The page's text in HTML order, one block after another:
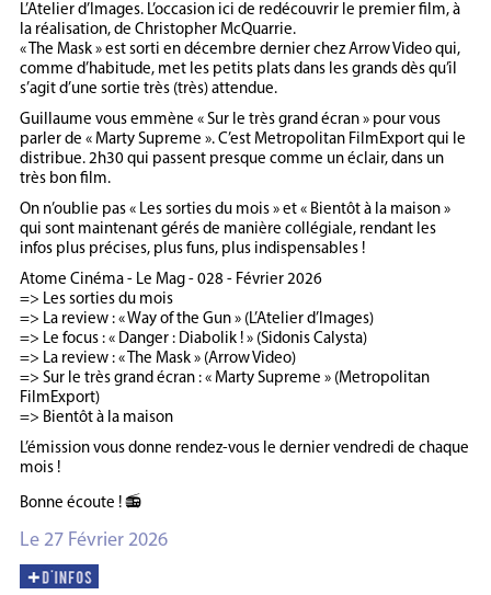
L’Atelier d’Images. L’occasion ici de redécouvrir le premier film, à
la réalisation, de Christopher McQuarrie.
« The Mask » est sorti en décembre dernier chez Arrow Video qui,
comme d’habitude, met les petits plats dans les grands dès qu’il
s’agit d’une sortie très (très) attendue.
Guillaume vous emmène « Sur le très grand écran » pour vous
parler de « Marty Supreme ». C’est Metropolitan FilmExport qui le
distribue. 2h30 qui passent presque comme un éclair, dans un
très bon film.
On n’oublie pas « Les sorties du mois » et « Bientôt à la maison »
qui sont maintenant gérés de manière collégiale, rendant les
infos plus précises, plus funs, plus indispensables !
Atome Cinéma - Le Mag - 028 - Février 2026
=> Les sorties du mois
=> La review : « Way of the Gun » (L’Atelier d’Images)
=> Le focus : « Danger : Diabolik ! » (Sidonis Calysta)
=> La review : « The Mask » (Arrow Video)
=> Sur le très grand écran : « Marty Supreme » (Metropolitan
FilmExport)
=> Bientôt à la maison
L’émission vous donne rendez-vous le dernier vendredi de chaque
mois !
Bonne écoute ! 📻
Le 27 Février 2026